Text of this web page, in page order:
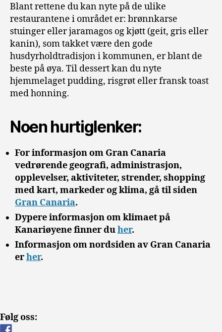
Blant rettene du kan nyte på de ulike
restaurantene i området er: brønnkarse
stuinger eller jaramagos og kjøtt (geit, gris eller
kanin), som takket være den gode
husdyrholdtradisjon i kommunen, er blant de
beste på øya. Til dessert kan du nyte
hjemmelaget pudding, risgrøt eller fransk toast
med honning.
Noen hurtiglenker:
For informasjon om Gran Canaria
vedrørende geografi, administrasjon,
opplevelser, aktiviteter, strender, shopping
med kart, markeder og klima, gå til siden
Gran Canaria.
Dypere informasjon om klimaet på
Kanariøyene finner duher.
Informasjon om nordsiden av Gran Canaria
erher.
Følg oss: